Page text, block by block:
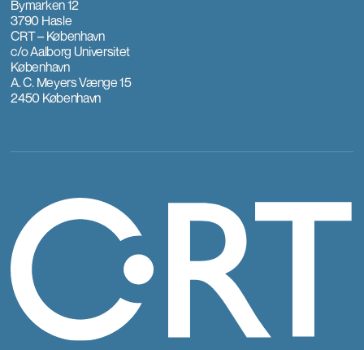
Bymarken 12
3790 Hasle
CRT – København
c/o Aalborg Universitet
København
A. C. Meyers Vænge 15
2450 København